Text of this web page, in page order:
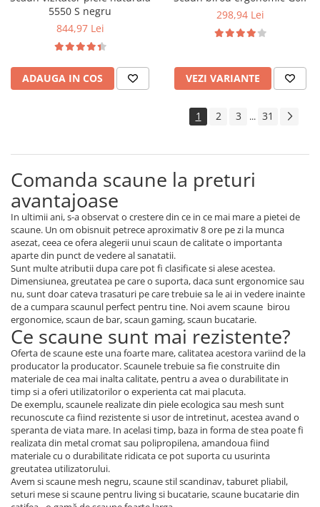
5550 S negru
844,97 Lei
ADAUGA IN COS
298,94 Lei
VEZI VARIANTE
1 2 3 ... 31
Comanda scaune la preturi
avantajoase
In ultimii ani, s-a observat o crestere din ce in ce mai mare a pietei de
scaune. Un om obisnuit petrece aproximativ 8 ore pe zi la munca
asezat, ceea ce ofera alegerii unui scaun de calitate o importanta
aparte din punct de vedere al sanatatii.
Sunt multe atributii dupa care pot fi clasificate si alese acestea.
Dimensiunea, greutatea pe care o suporta, daca sunt ergonomice sau
nu, sunt doar cateva trasaturi pe care trebuie sa le ai in vedere inainte
de a cumpara scaunul perfect pentru tine. Noi avem scaune birou
ergonomice, scaun de bar, scaun gaming, scaun bucatarie.
Ce scaune sunt mai rezistente?
Oferta de scaune este una foarte mare, calitatea acestora variind de la
producator la producator. Scaunele trebuie sa fie construite din
materiale de cea mai inalta calitate, pentru a avea o durabilitate in
timp si a oferi utilizatorilor o experienta cat mai placuta.
De exemplu, scaunele realizate din piele ecologica sau mesh sunt
recunoscute ca fiind rezistente si usor de intretinut, acestea avand o
speranta de viata mare. In acelasi timp, baza in forma de stea poate fi
realizata din metal cromat sau polipropilena, amandoua fiind
materiale cu o durabilitate ridicata ce pot suporta cu usurinta
greutatea utilizatorului.
Avem si scaune mesh negru, scaune stil scandinav, taburet pliabil,
seturi mese si scaune pentru living si bucatarie, scaune bucatarie din